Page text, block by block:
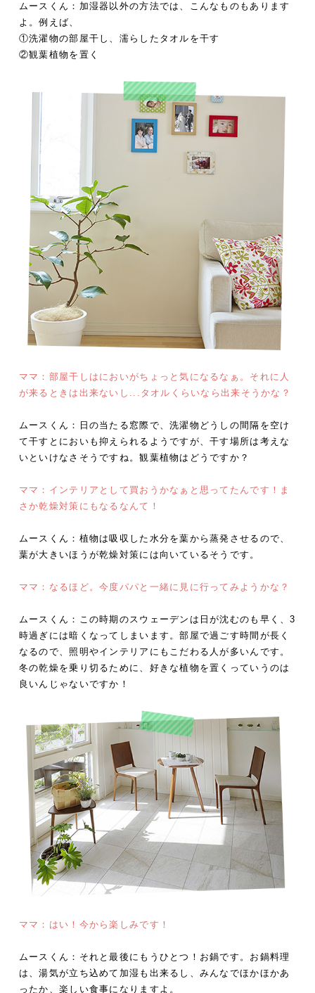
ムースくん：加湿器以外の方法では、こんなものもあります
よ。例えば、
①洗濯物の部屋干し、濡らしたタオルを干す
②観葉植物を置く
ママ：部屋干しはにおいがちょっと気になるなぁ。それに人
が来るときは出来ないし...タオルくらいなら出来そうかな？
ムースくん：日の当たる窓際で、洗濯物どうしの間隔を空け
て干すとにおいも抑えられるようですが、干す場所は考えな
いといけなさそうですね。観葉植物はどうですか？
ママ：インテリアとして買おうかなぁと思ってたんです！ま
さか乾燥対策にもなるなんて！
ムースくん：植物は吸収した水分を葉から蒸発させるので、
葉が大きいほうが乾燥対策には向いているそうです。
ママ：なるほど。今度パパと一緒に見に行ってみようかな？
ムースくん：この時期のスウェーデンは日が沈むのも早く、3
時過ぎには暗くなってしまいます。部屋で過ごす時間が長く
なるので、照明やインテリアにもこだわる人が多いんです。
冬の乾燥を乗り切るために、好きな植物を置くっていうのは
良いんじゃないですか！
ママ：はい！今から楽しみです！
ムースくん：それと最後にもうひとつ！お鍋です。お鍋料理
は、湯気が立ち込めて加湿も出来るし、みんなでほかほかあ
ったか、楽しい食事になりますよ。